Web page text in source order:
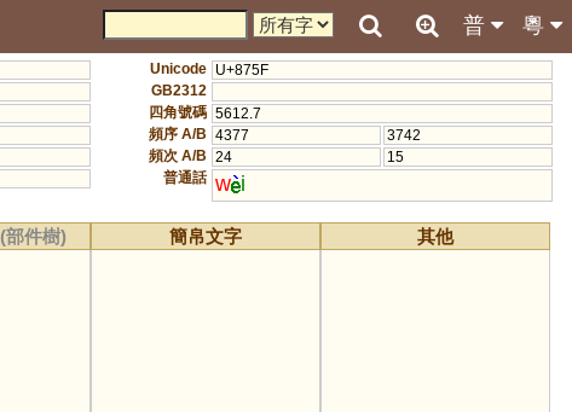
粵
普
Unicode U+875F
GB2312
四角號碼 5612.7
頻序 A/B 4377
3742
頻次 A/B 24
15
普通話 w i
(部件樹) 簡帛文字 其他